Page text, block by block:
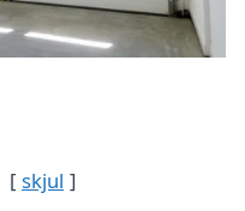
skjul